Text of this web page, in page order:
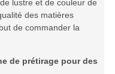
lustre et de couleur de
des matières
de commander la
de prétirage pour des